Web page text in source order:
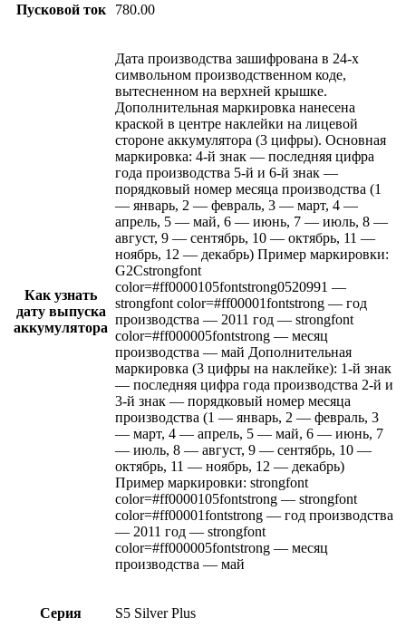
Пусковой ток 780.00
Как узнать
дату выпуска
аккумулятора
Дата производства зашифрована в 24-х
символьном производственном коде,
вытесненном на верхней крышке.
Дополнительная маркировка нанесена
краской в центре наклейки на лицевой
стороне аккумулятора (3 цифры). Основная
маркировка: 4-й знак — последняя цифра
года производства 5-й и 6-й знак —
порядковый номер месяца производства (1
— январь, 2 — февраль, 3 — март, 4 —
апрель, 5 — май, 6 — июнь, 7 — июль, 8 —
август, 9 — сентябрь, 10 — октябрь, 11 —
ноябрь, 12 — декабрь) Пример маркировки:
G2Сstrongfont
color=#ff0000105fontstrong0520991 —
strongfont color=#ff00001fontstrong — год
производства — 2011 год — strongfont
color=#ff000005fontstrong — месяц
производства — май Дополнительная
маркировка (3 цифры на наклейке): 1-й знак
— последняя цифра года производства 2-й и
3-й знак — порядковый номер месяца
производства (1 — январь, 2 — февраль, 3
— март, 4 — апрель, 5 — май, 6 — июнь, 7
— июль, 8 — август, 9 — сентябрь, 10 —
октябрь, 11 — ноябрь, 12 — декабрь)
Пример маркировки: strongfont
color=#ff0000105fontstrong — strongfont
color=#ff00001fontstrong — год производства
— 2011 год — strongfont
color=#ff000005fontstrong — месяц
производства — май
Серия S5 Silver Plus